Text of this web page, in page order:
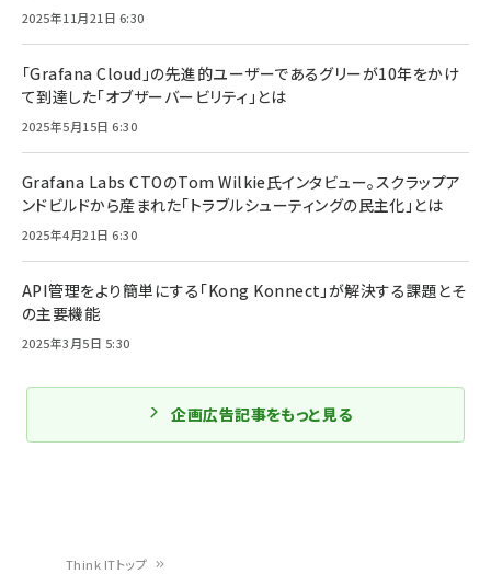
Think ITトップ
2025年11月21日 6:30
「Grafana Cloud」の先進的ユーザーであるグリーが10年をかけ
て到達した「オブザーバービリティ」とは
2025年5月15日 6:30
Grafana Labs CTOのTom Wilkie氏インタビュー。スクラップア
ンドビルドから産まれた「トラブルシューティングの民主化」とは
2025年4月21日 6:30
API管理をより簡単にする「Kong Konnect」が解決する課題とそ
の主要機能
2025年3月5日 5:30
企画広告記事をもっと見る